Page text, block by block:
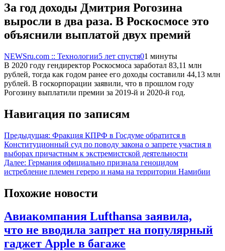
За год доходы Дмитрия Рогозина
выросли в два раза. В Роскосмосе это
объяснили выплатой двух премий
NEWSru.com :: Технологии5 лет спустя01 минуты
В 2020 году гендиректор Роскосмоса заработал 83,11 млн
рублей, тогда как годом ранее его доходы составили 44,13 млн
рублей. В госкорпорации заявили, что в прошлом году
Рогозину выплатили премии за 2019-й и 2020-й год.
Навигация по записям
Предыдущая: Фракция КПРФ в Госдуме обратится в
Конституционный суд по поводу закона о запрете участия в
выборах причастным к экстремистской деятельности
Далее: Германия официально признала геноцидом
истребление племен гереро и нама на территории Намибии
Похожие новости
Авиакомпания Lufthansa заявила,
что не вводила запрет на популярный
гаджет Apple в багаже